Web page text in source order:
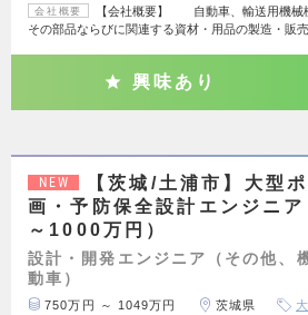
会社概要
【会社概要】 自動車、輸送用機械
その部品ならびに関連する資材・用品の製造・販
興味あり
NEW
【茨城/土浦市】大型
画・予防保全設計エンジニ
～1000万円）
設計・開発エンジニア（その他、
動車）
750万円 ～ 1049万円 茨城県